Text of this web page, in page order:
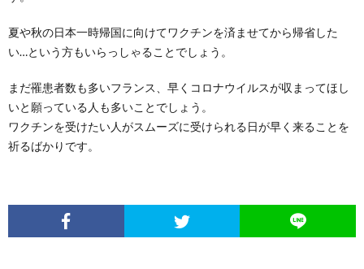
夏や秋の日本一時帰国に向けてワクチンを済ませてから帰省した
い…という方もいらっしゃることでしょう。
まだ罹患者数も多いフランス、早くコロナウイルスが収まってほし
いと願っている人も多いことでしょう。
ワクチンを受けたい人がスムーズに受けられる日が早く来ることを
祈るばかりです。